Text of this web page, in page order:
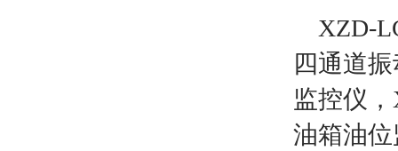
XZD-
四通道
监控仪
油箱油